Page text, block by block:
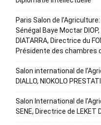
Paris Salon de
Sénégal Baye Moctar
DIATARRA, Directrice du
Présidente des chambres
Salon international de
DIALLO, NIOKOLO
Salon International de
SENE, Directrice de LEKET